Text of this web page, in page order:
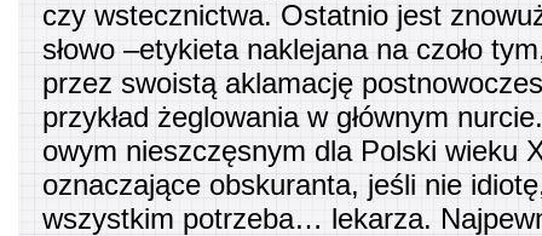
czy wstecznictwa. Ostatnio jest
słowo –etykieta naklejana na czoło
przez swoistą aklamację
przykład żeglowania w głównym
owym nieszczęsnym dla Polski wieku
oznaczające obskuranta, jeśli nie
wszystkim potrzeba… lekarza.